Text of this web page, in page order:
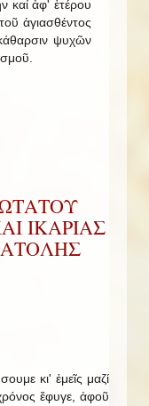
καί ἀφ' ἑτέρου
ἁγιασθέντος
ψυχῶν
ΙΚΑΡΙΑΣ
κι' ἐμεῖς μαζί
ἔφυγε, ἀφοῦ